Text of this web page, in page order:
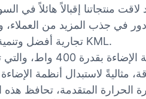
لاقت منتجاتنا إقبالاً هائلاً في
في جذب المزيد من العملاء،
تجارية أفضل وتنمية مستدامة، يختار المزيد من العملاء محلياً ودولياً التعاون مع شركة KML.
مثاليةً لاستبدال أنظمة
الحرارة المتقدمة، تحافظ